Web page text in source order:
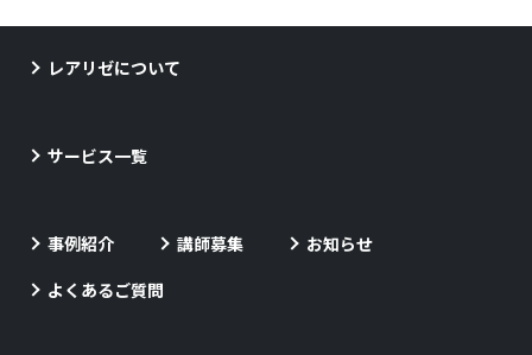
レアリゼについて
サービス一覧
事例紹介 講師募集
お知らせ
よくあるご質問